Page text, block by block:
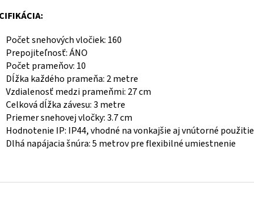
Počet snehových vločiek: 160
Prepojiteľnosť: ÁNO
Počet prameňov: 10
Dĺžka každého prameňa: 2 metre
Vzdialenosť medzi prameňmi: 27 cm
Celková dĺžka závesu: 3 metre
Priemer snehovej vločky: 3.7 cm
Hodnotenie IP: IP44, vhodné na vonkajšie aj vnútorné použitie
Dlhá napájacia šnúra: 5 metrov pre flexibilné umiestnenie